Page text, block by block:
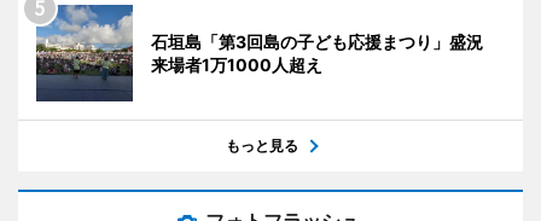
石垣島「第3回島の子ども応援まつり」盛況
来場者1万1000人超え
もっと見る